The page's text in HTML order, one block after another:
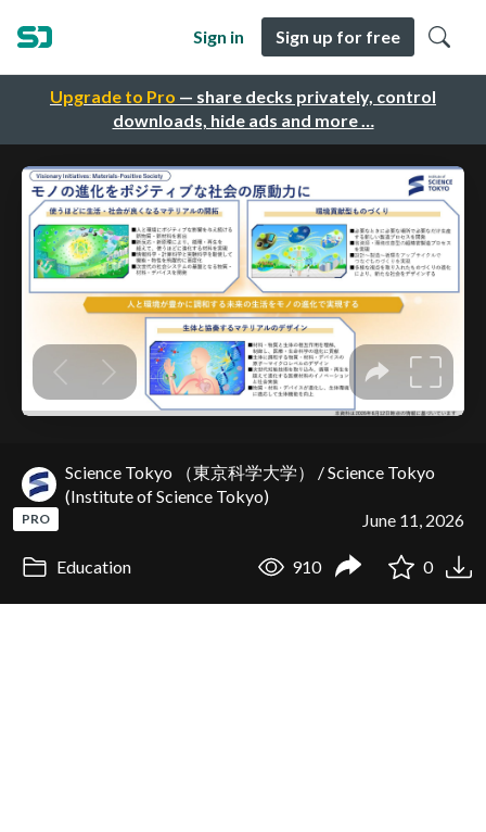
Upgrade to Pro — share decks privately, control
downloads, hide ads and more …
Sign in Sign up for free
Science Tokyo （東京科学大学） / Science Tokyo
(Institute of Science Tokyo)
PRO June 11, 2026
Education 910 0